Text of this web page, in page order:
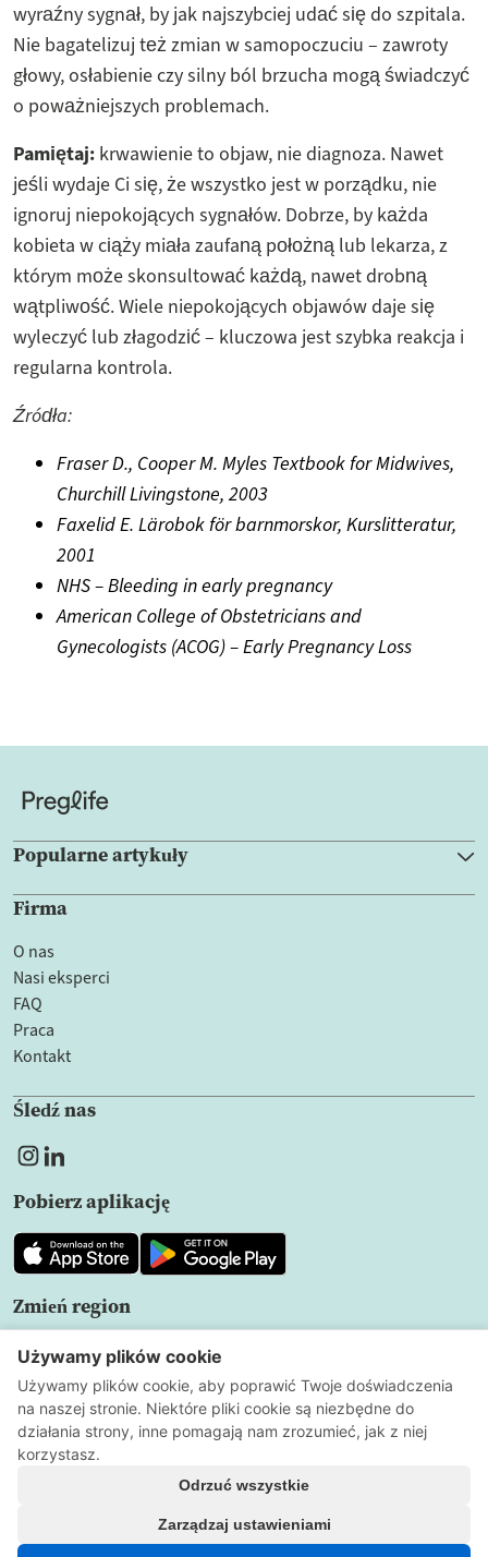
wyraźny sygnał, by jak najszybciej udać się do szpitala.
Nie bagatelizuj też zmian w samopoczuciu – zawroty
głowy, osłabienie czy silny ból brzucha mogą świadczyć
o poważniejszych problemach.
Pamiętaj: krwawienie to objaw, nie diagnoza. Nawet
jeśli wydaje Ci się, że wszystko jest w porządku, nie
ignoruj niepokojących sygnałów. Dobrze, by każda
kobieta w ciąży miała zaufaną położną lub lekarza, z
którym może skonsultować każdą, nawet drobną
wątpliwość. Wiele niepokojących objawów daje się
wyleczyć lub złagodzić – kluczowa jest szybka reakcja i
regularna kontrola.
Źródła:
Fraser D., Cooper M. Myles Textbook for Midwives,
Churchill Livingstone, 2003
Faxelid E. Lärobok för barnmorskor, Kurslitteratur,
2001
NHS – Bleeding in early pregnancy
American College of Obstetricians and
Gynecologists (ACOG) – Early Pregnancy Loss
Popularne artykuły
Firma
O nas
Nasi eksperci
FAQ
Praca
Kontakt
Śledź nas
Pobierz aplikację
Zmień region
PL
Polityka prywatności